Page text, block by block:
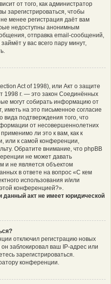
от того, как администратор
зарегистрироваться, чтобы
менее регистрация даёт вам
недоступны анонимным
отправка email-сообщений,
у вас всего пару минут,
Act of 1998), или Акт о защите
1998 г. — это закон Соединённых
могут собирать информацию от
на это письменное согласие
вида подтверждения того, что
от несовершеннолетних
ли это к вам, как к
или к самой конференции,
Обратите внимание, что phpBB
не может давать
и не является объектом
в ответе на вопрос «С кем
использования и/или
конференцией?».
данный акт не имеет юридической
отключил регистрацию новых
заблокировал ваш IP-адрес или
зарегистрироваться.
конференции.